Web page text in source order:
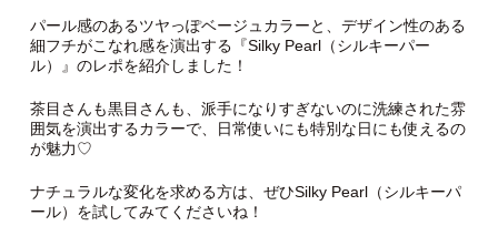
パール感のあるツヤっぽベージュカラーと、デザイン性のある
細フチがこなれ感を演出する『Silky Pearl（シルキーパー
ル）』のレポを紹介しました！
茶目さんも黒目さんも、派手になりすぎないのに洗練された雰
囲気を演出するカラーで、日常使いにも特別な日にも使えるの
が魅力♡
ナチュラルな変化を求める方は、ぜひSilky Pearl（シルキーパ
ール）を試してみてくださいね！